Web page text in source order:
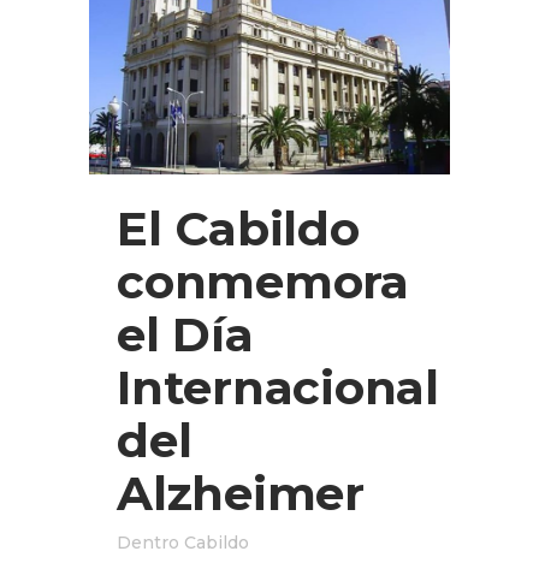
El Cabildo
conmemora
el Día
Internacional
del
Alzheimer
Dentro Cabildo